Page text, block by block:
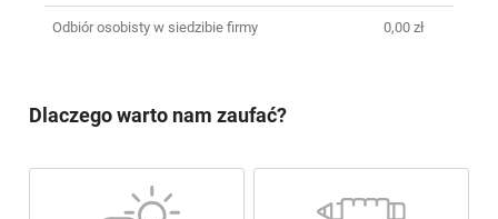
Odbiór osobisty w siedzibie firmy 0,00 zł
Dlaczego warto nam zaufać?